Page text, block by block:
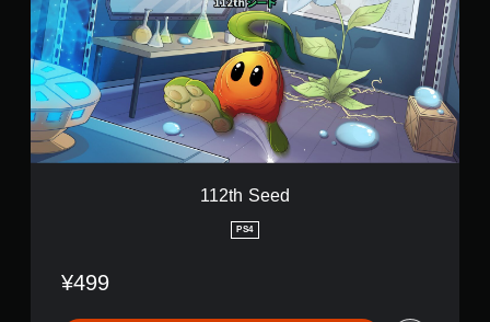
h
S
e
e
d
112th Seed
PS4
¥499